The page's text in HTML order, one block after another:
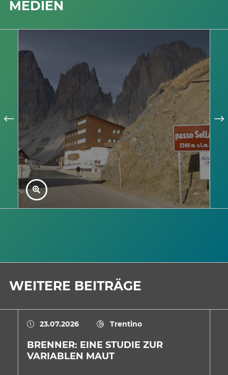
MEDIEN
WEITERE BEITRÄGE
23.07.2026 Trentino
BRENNER: EINE STUDIE ZUR
VARIABLEN MAUT